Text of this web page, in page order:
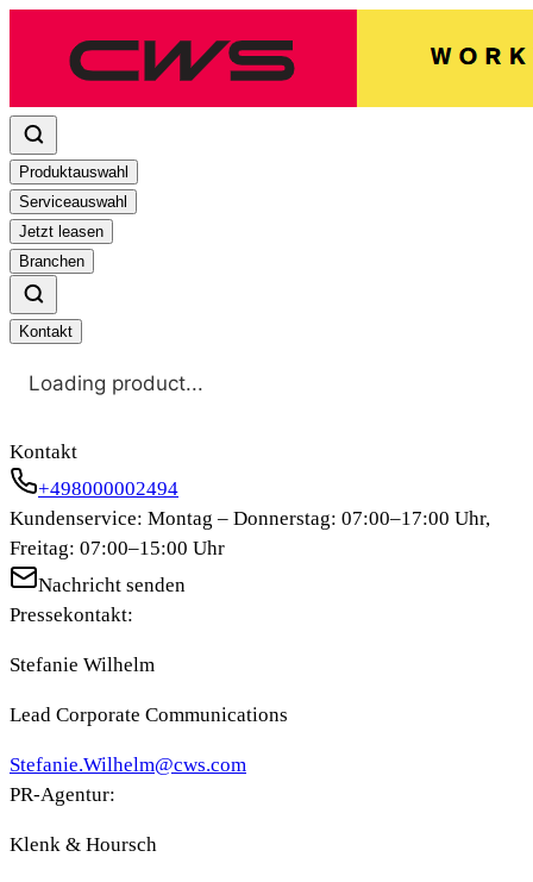
Produktauswahl
Serviceauswahl
Jetzt leasen
Branchen
Kontakt
Loading product...
Kontakt
+498000002494
Kundenservice: Montag – Donnerstag: 07:00–17:00 Uhr,
Freitag: 07:00–15:00 Uhr
Nachricht senden
Pressekontakt:
Stefanie Wilhelm
Lead Corporate Communications
Stefanie.Wilhelm@cws.com
PR-Agentur:
Klenk & Hoursch